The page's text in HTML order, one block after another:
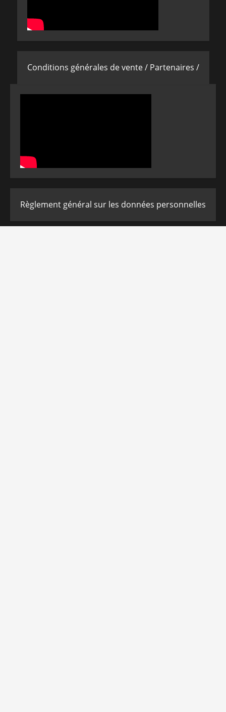
Conditions générales de vente / Partenaires /
Règlement général sur les données personnelles